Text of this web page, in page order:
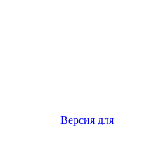
Версия для